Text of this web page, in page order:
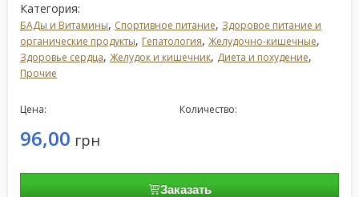
Категория:
БАДы и Витамины, Спортивное питание, Здоровое питание и
органические продукты, Гепатология, Желудочно-кишечные,
Здоровье сердца, Желудок и кишечник, Диета и похудение,
Прочие
Цена:
96,00 грн
Количество:
Заказать